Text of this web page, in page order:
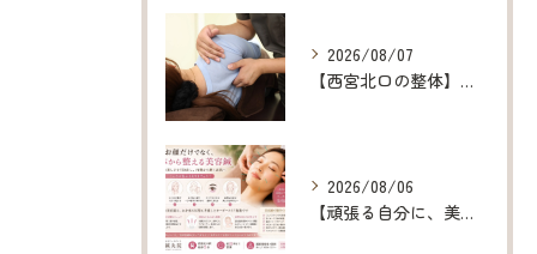
2026/08/07
【西宮北口の整体】呼吸が浅い原因を整え、深呼吸できる身体へ
2026/08/06
【頑張る自分に、美容鍼というご褒美を】